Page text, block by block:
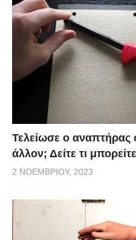
Τελείωσε ο αναπτήρας
άλλον; Δείτε τι
2 ΝΟΕΜΒΡΊΟΥ, 2023